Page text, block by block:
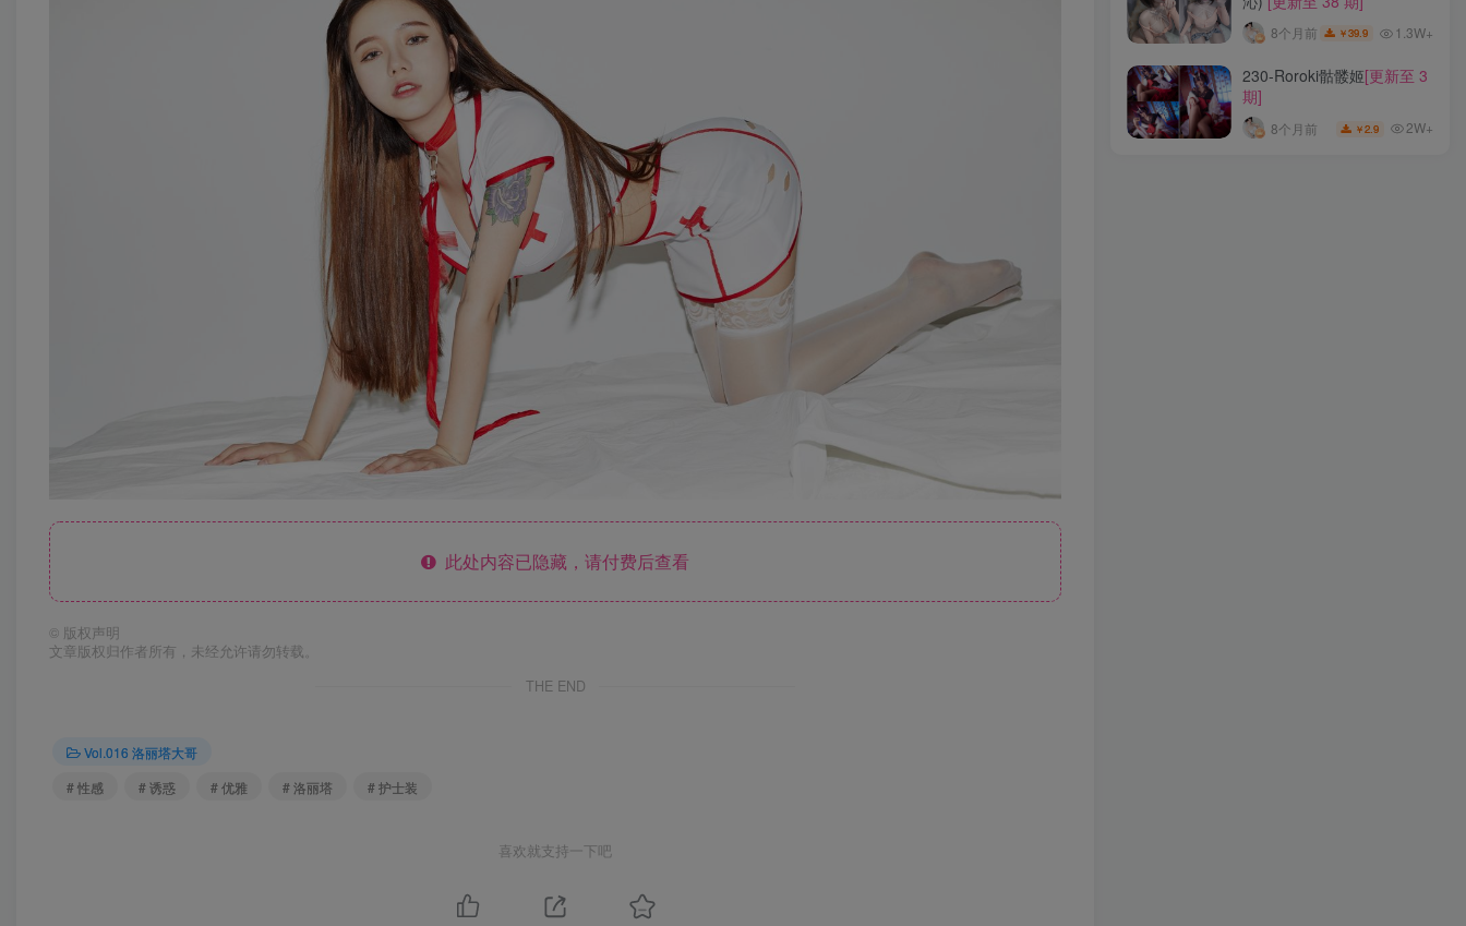
此处内容已隐藏，请付费后查看
© 版权声明
文章版权归作者所有，未经允许请勿转载。
THE END
Vol.016 洛丽塔大哥
# 性感
# 诱惑 # 优雅 # 洛丽塔 # 护士装
喜欢就支持一下吧
8个月前 ￥39.9 1.3W+
230-Roroki骷髅姬[更新至 3
期]
8个月前 ￥2.9 2W+